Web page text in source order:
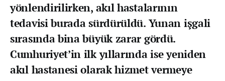
yönlendirilirken, akıl hastalarının
tedavisi burada sürdürüldü. Yunan işgali
sırasında bina büyük zarar gördü.
Cumhuriyet’in ilk yıllarında ise yeniden
akıl hastanesi olarak hizmet vermeye